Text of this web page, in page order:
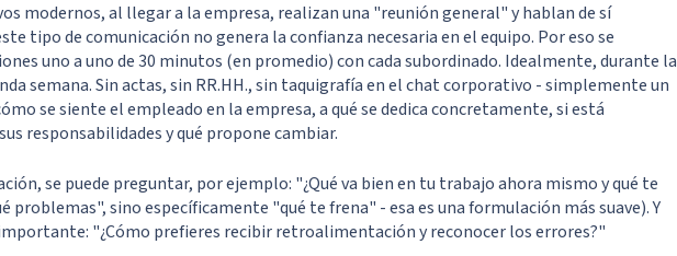
modernos, al llegar a la empresa, realizan una "reunión general" y hablan de sí
tipo de comunicación no genera la confianza necesaria en el equipo. Por eso se
uno a uno de 30 minutos (en promedio) con cada subordinado. Idealmente, durante la
semana. Sin actas, sin RR.HH., sin taquigrafía en el chat corporativo - simplemente un
se siente el empleado en la empresa, a qué se dedica concretamente, si está
responsabilidades y qué propone cambiar.
se puede preguntar, por ejemplo: "¿Qué va bien en tu trabajo ahora mismo y qué te
problemas", sino específicamente "qué te frena" - esa es una formulación más suave). Y
"¿Cómo prefieres recibir retroalimentación y reconocer los errores?"